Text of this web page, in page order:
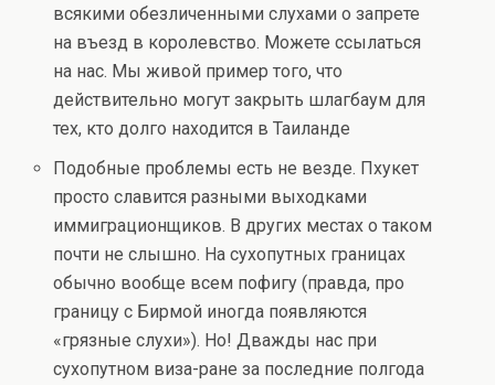
всякими обезличенными слухами о запрете
на въезд в королевство. Можете ссылаться
на нас. Мы живой пример того, что
действительно могут закрыть шлагбаум для
тех, кто долго находится в Таиланде
Подобные проблемы есть не везде. Пхукет
просто славится разными выходками
иммиграционщиков. В других местах о таком
почти не слышно. На сухопутных границах
обычно вообще всем пофигу (правда, про
границу с Бирмой иногда появляются
«грязные слухи»). Но! Дважды нас при
сухопутном виза-ране за последние полгода